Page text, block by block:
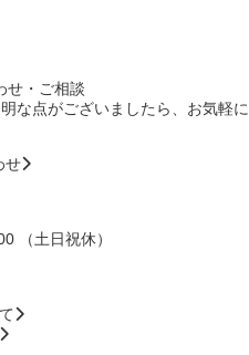
な点がございましたら、お気軽に
せ
（土日祝休）